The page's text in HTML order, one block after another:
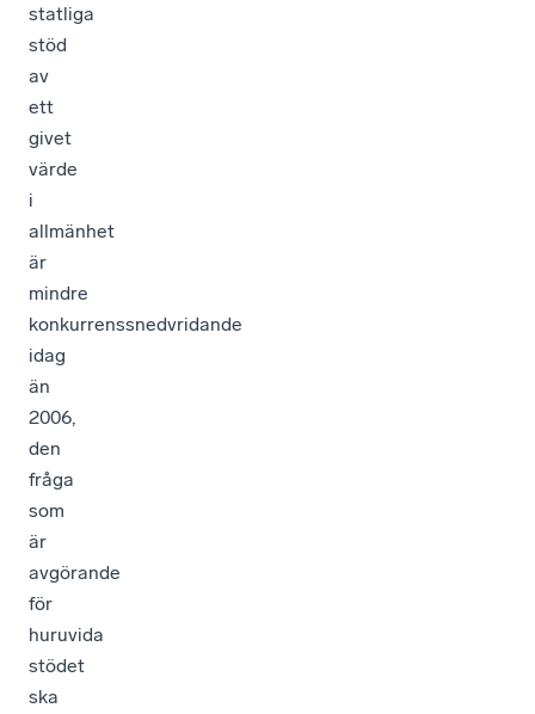
statliga
stöd
av
ett
givet
värde
i
allmänhet
är
mindre
konkurrenssnedvridande
idag
än
2006,
den
fråga
som
är
avgörande
för
huruvida
stödet
ska